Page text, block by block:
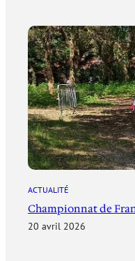
ACTUALITÉ
Championnat de
20 avril 2026